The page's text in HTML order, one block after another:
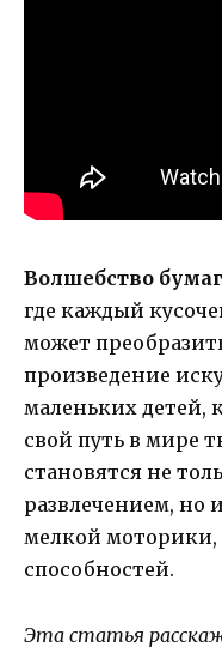
Волшебство
где каждый
может
произведение
маленьких детей,
свой путь в мире
становятся не
развлечением, но
мелкой моторики,
способностей.
Эта статья